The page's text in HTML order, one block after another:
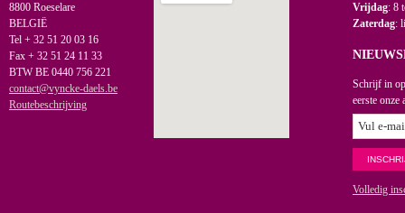
8800 Roeselare
BELGIË
Tel + 32 51 20 03 16
Fax + 32 51 24 11 33
BTW BE 0440 756 221
contact@vyncke-daels.be
Routebeschrijving
Vrijdag: 8
Zaterdag:
Schrijf in
eerste onze
Volledig